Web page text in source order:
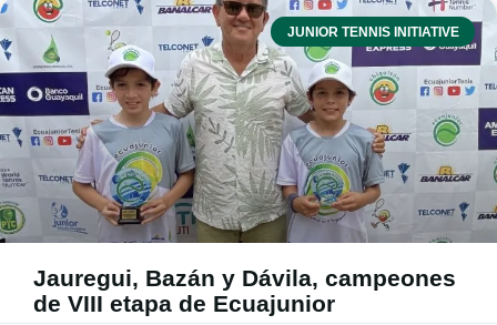
JUNIOR TENNIS INITIATIVE
Jauregui, Bazán y Dávila, campeones
de VIII etapa de Ecuajunior